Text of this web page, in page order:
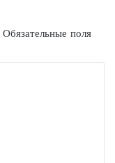
Обязательные поля